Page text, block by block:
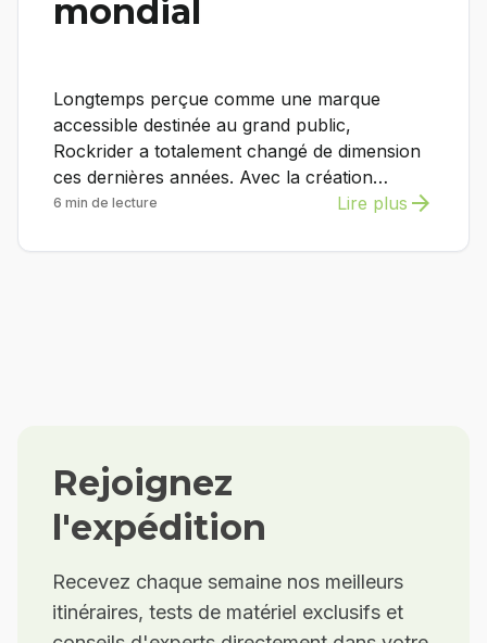
mondial
Longtemps perçue comme une marque
accessible destinée au grand public,
Rockrider a totalement changé de dimension
ces dernières années. Avec la création…
6 min de lecture Lire plus arrow_forward
Rejoignez
l'expédition
Recevez chaque semaine nos meilleurs
itinéraires, tests de matériel exclusifs et